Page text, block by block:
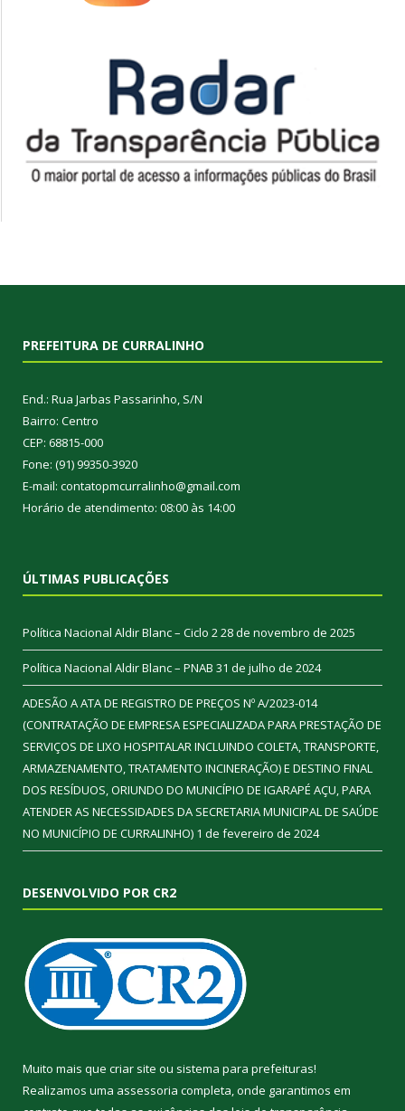
PREFEITURA DE CURRALINHO
End.: Rua Jarbas Passarinho, S/N
Bairro: Centro
CEP: 68815-000
Fone: (91) 99350-3920
E-mail: contatopmcurralinho@gmail.com
Horário de atendimento: 08:00 às 14:00
ÚLTIMAS PUBLICAÇÕES
Política Nacional Aldir Blanc – Ciclo 228 de novembro de 2025
Política Nacional Aldir Blanc – PNAB 31 de julho de 2024
ADESÃO A ATA DE REGISTRO DE PREÇOS Nº A/2023-014
(CONTRATAÇÃO DE EMPRESA ESPECIALIZADA PARA PRESTAÇÃO DE
SERVIÇOS DE LIXO HOSPITALAR INCLUINDO COLETA, TRANSPORTE,
ARMAZENAMENTO, TRATAMENTO INCINERAÇÃO) E DESTINO FINAL
DOS RESÍDUOS, ORIUNDO DO MUNICÍPIO DE IGARAPÉ AÇU, PARA
ATENDER AS NECESSIDADES DA SECRETARIA MUNICIPAL DE SAÚDE
NO MUNICÍPIO DE CURRALINHO) 1 de fevereiro de 2024
DESENVOLVIDO POR CR2
Muito mais que criar site ou sistema para prefeituras!
Realizamos uma assessoria completa, onde garantimos em